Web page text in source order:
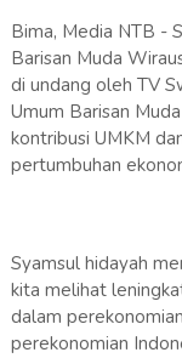
Bima, Media NTB -
Barisan Muda
di undang oleh TV
Umum Barisan
kontribusi UMKM
pertumbuhan
Syamsul hidayah
kita melihat
dalam
perekonomian